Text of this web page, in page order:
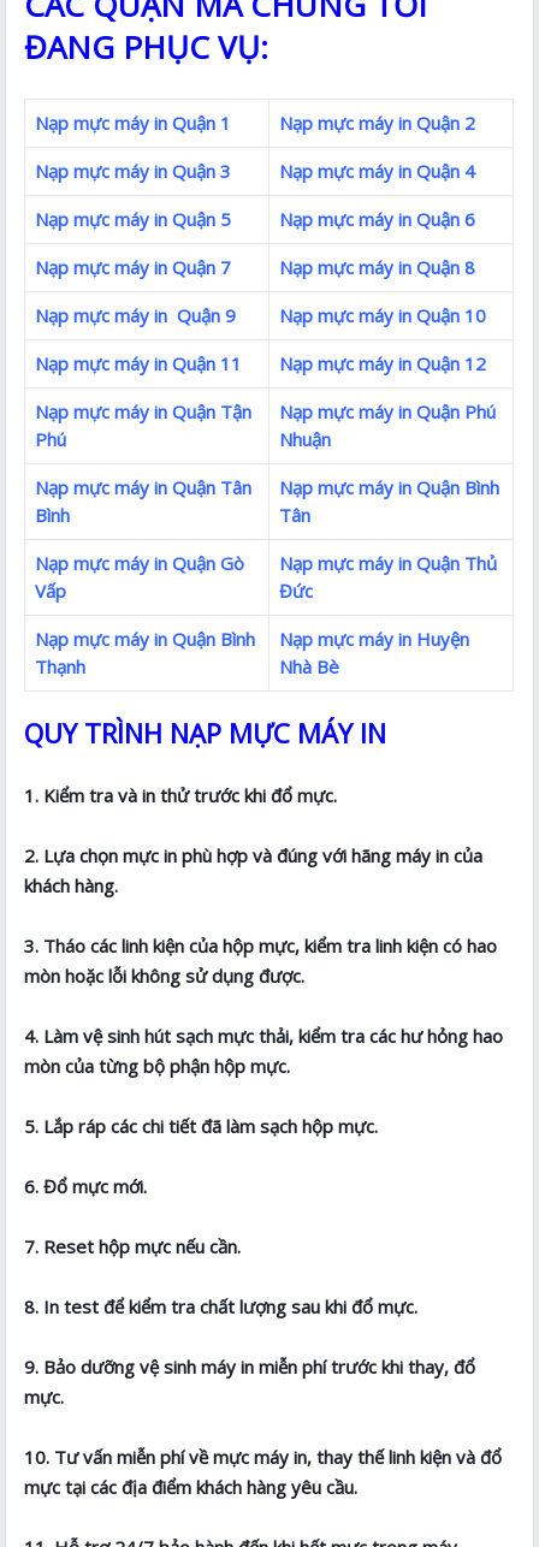
ĐANG PHỤC VỤ:
Nạp mực máy in Quận 1
Nạp mực máy in Quận 2
Nạp mực máy in Quận 3
Nạp mực máy in Quận 4
Nạp mực máy in Quận 5
Nạp mực máy in Quận 6
Nạp mực máy in Quận 7
Nạp mực máy in Quận 8
Nạp mực máy in Quận 9
Nạp mực máy in Quận 10
Nạp mực máy in Quận 11
Nạp mực máy in Quận 12
Nạp mực máy in Quận Tận
Phú
Nạp mực máy in Quận Phú
Nhuận
Nạp mực máy in Quận Tân
Bình
Nạp mực máy in Quận Bình
Tân
Nạp mực máy in Quận Gò
Vấp
Nạp mực máy in Quận Thủ
Đức
Nạp mực máy in Quận Bình
Thạnh
Nạp mực máy in Huyện
Nhà Bè
QUY TRÌNH NẠP MỰC MÁY IN
1. Kiểm tra và in thử trước khi đổ mực.
2. Lựa chọn mực in phù hợp và đúng với hãng máy in của
khách hàng.
3. Tháo các linh kiện của hộp mực, kiểm tra linh kiện có hao
mòn hoặc lỗi không sử dụng được.
4. Làm vệ sinh hút sạch mực thải, kiểm tra các hư hỏng hao
mòn của từng bộ phận hộp mực.
5. Lắp ráp các chi tiết đã làm sạch hộp mực.
6. Đổ mực mới.
7. Reset hộp mực nếu cần.
8. In test để kiểm tra chất lượng sau khi đổ mực.
9. Bảo dưỡng vệ sinh máy in miễn phí trước khi thay, đổ
mực.
10. Tư vấn miễn phí về mực máy in, thay thế linh kiện và đổ
mực tại các địa điểm khách hàng yêu cầu.